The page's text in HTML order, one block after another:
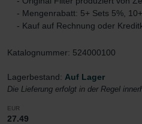
- Mengenrabatt: 5+ Sets 5%,
- Kauf auf Rechnung oder
Katalognummer: 524000100
Lagerbestand: Auf Lager
Die Lieferung erfolgt in der Regel
EUR
27.49